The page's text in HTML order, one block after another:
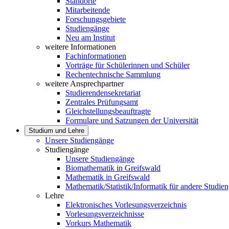
Mitarbeitende
Forschungsgebiete
Studiengänge
Neu am Institut
weitere Informationen
Fachinformationen
Vorträge für Schülerinnen und Schüler
Rechentechnische Sammlung
weitere Ansprechpartner
Studierendensekretariat
Zentrales Prüfungsamt
Gleichstellungsbeauftragte
Formulare und Satzungen der Universität
Studium und Lehre
Unsere Studiengänge
Studiengänge
Unsere Studiengänge
Biomathematik in Greifswald
Mathematik in Greifswald
Mathematik/Statistik/Informatik für andere
Lehre
Elektronisches Vorlesungsverzeichnis
Vorlesungsverzeichnisse
Vorkurs Mathematik